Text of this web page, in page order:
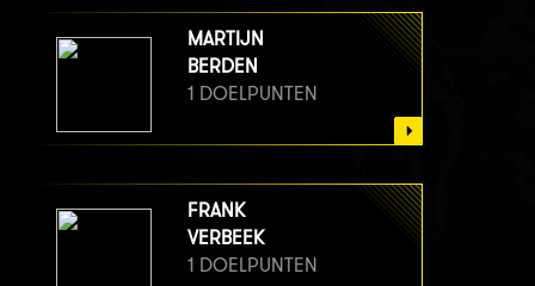
MARTIJN
BERDEN
1 DOELPUNTEN
FRANK
VERBEEK
1 DOELPUNTEN